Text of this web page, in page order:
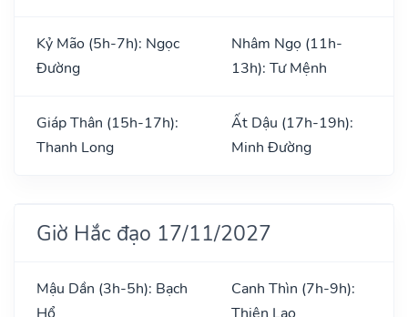
Kỷ Mão (5h-7h): Ngọc
Đường
Nhâm Ngọ (11h-
13h): Tư Mệnh
Giáp Thân (15h-17h):
Thanh Long
Ất Dậu (17h-19h):
Minh Đường
Giờ Hắc đạo 17/11/2027
Mậu Dần (3h-5h): Bạch
Canh Thìn (7h-9h):